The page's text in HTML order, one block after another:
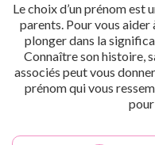
Le choix d’un prénom
parents. Pour vous aider
plonger dans la
Connaître son histoire,
associés peut vous
prénom qui vous